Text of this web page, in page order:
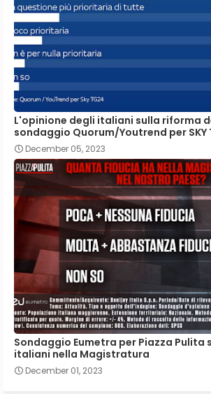
L'opinione degli italiani sulla riforma
sondaggio Quorum/Youtrend per SKY
December 05, 2023
Sondaggio Eumetra per Piazza Pulita
italiani nella Magistratura
December 01, 2023